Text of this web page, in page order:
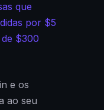
que
por $5
$300
e os
ao seu